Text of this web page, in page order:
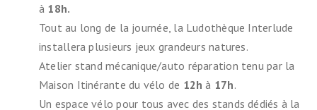
à 18h.
Tout au long de la journée, la Ludothèque Interlude
installera plusieurs jeux grandeurs natures.
Atelier stand mécanique/auto réparation tenu par la
Maison Itinérante du vélo de 12h à 17h.
Un espace vélo pour tous avec des stands dédiés à la